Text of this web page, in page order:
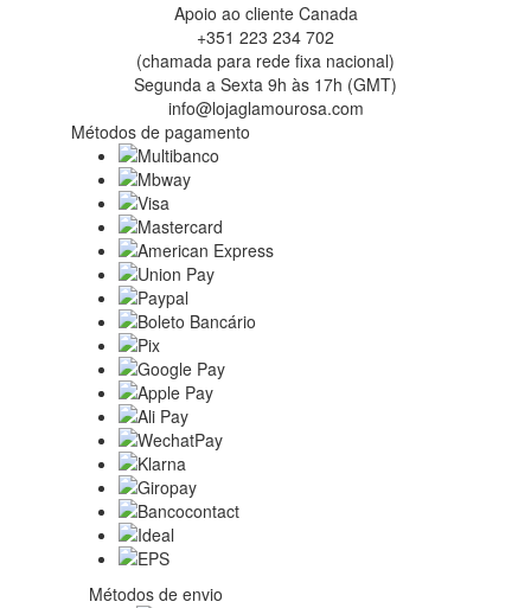
Apoio ao cliente Canada
+351 223 234 702
(chamada para rede fixa nacional)
Segunda a Sexta 9h às 17h (GMT)
info@lojaglamourosa.com
Métodos de pagamento
Métodos de envio